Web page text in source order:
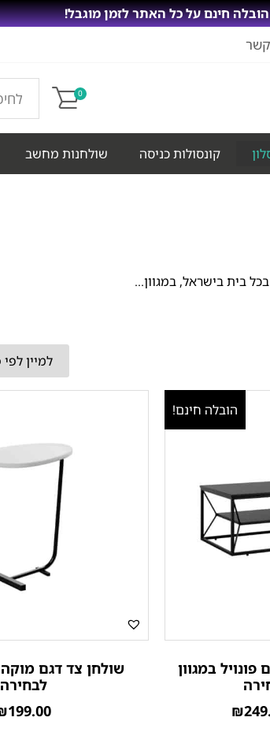
הובלה חינם על כל האתר לזמן מוגבל!
0
קונסולות כניסה שולחנות מחשב
בית בישראל, במגוון...
הובלה חינם!
פונויל במגוון
₪
שולחן צד דגם
לבחירה
199.00